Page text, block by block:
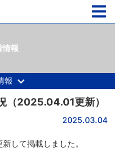
情報
報
（2025.04.01更新）
2025.03.04
して掲載しました。